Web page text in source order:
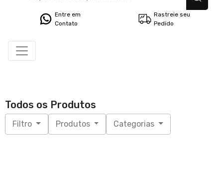
Entre em
Contato
Rastreie seu
Pedido
Todos os Produtos
Filtro Produtos Categorias